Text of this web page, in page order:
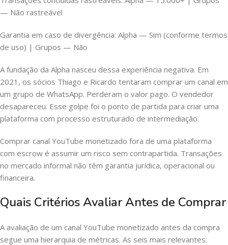
— Não rastreável
Garantia em caso de divergência: Alpha — Sim (conforme termos
de uso) | Grupos — Não
A fundação da Alpha nasceu dessa experiência negativa. Em
2021, os sócios Thiago e Ricardo tentaram comprar um canal em
um grupo de WhatsApp. Perderam o valor pago. O vendedor
desapareceu. Esse golpe foi o ponto de partida para criar uma
plataforma com processo estruturado de intermediação.
Comprar canal YouTube monetizado fora de uma plataforma
com escrow é assumir um risco sem contrapartida. Transações
no mercado informal não têm garantia jurídica, operacional ou
financeira.
Quais Critérios Avaliar Antes de Comprar
A avaliação de um canal YouTube monetizado antes da compra
segue uma hierarquia de métricas. As seis mais relevantes: